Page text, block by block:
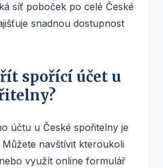
síť poboček po celé České
snadnou dostupnost
spořící účet u
účtu u České spořitelny je
navštívit kteroukoli
využít online formulář